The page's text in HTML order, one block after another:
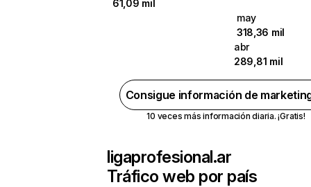
61,09 mil
may
318,36 mil
abr
289,81 mil
Consigue información de
10 veces más información diaria. ¡Gratis!
ligaprofesional.ar
Tráfico web por país